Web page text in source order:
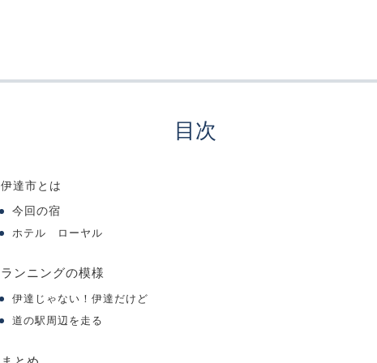
目次
伊達市とは
今回の宿
ホテル ローヤル
ランニングの模様
伊達じゃない！伊達だけど
道の駅周辺を走る